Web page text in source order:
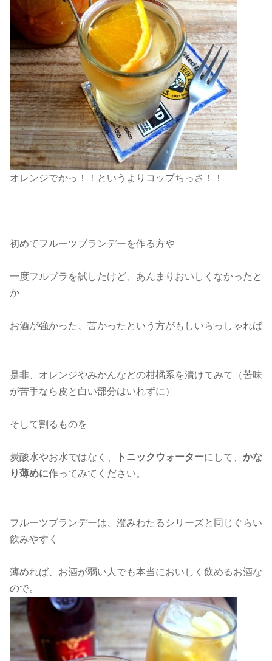
オレンジでかっ！！というよりコップちっさ！！
初めてフルーツブランデーを作る方や
一度フルブラを試したけど、あんまりおいしくなかったと
か
お酒が強かった、苦かったという方がもしいらっしゃれば
是非、オレンジやみかんなどの柑橘系を漬けてみて（苦味
が苦手なら皮と白い部分はいれずに）
そして割るものを
炭酸水やお水ではなく、 トニックウォーターにして、 かな
り薄めに作ってみてください。
フルーツブランデーは、澄みわたるシリーズと同じぐらい
飲みやすく
薄めれば、お酒が弱い人でも本当においしく飲めるお酒な
ので。